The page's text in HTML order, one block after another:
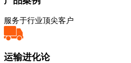
服务于行业顶尖客户
运输进化论